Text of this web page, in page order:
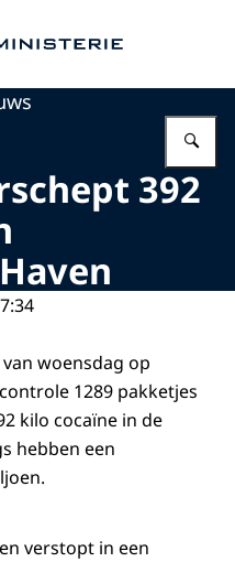
392
woensdag op
1289 pakketjes
kilo cocaïne in de
hebben een
verstopt in een